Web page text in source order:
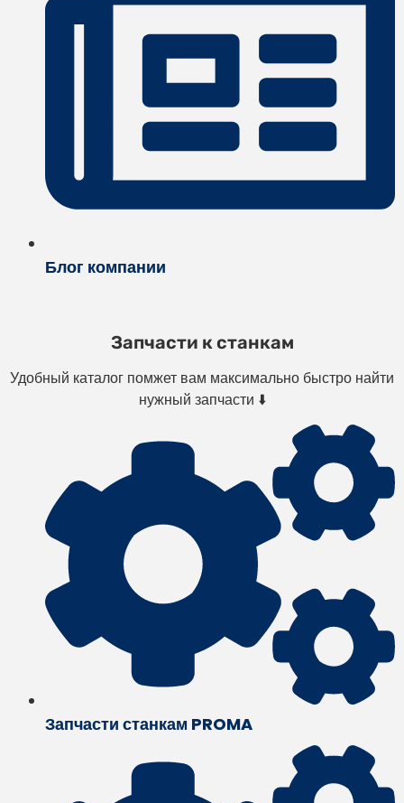
Блог компании
Запчасти к станкам
Удобный каталог помжет вам максимально быстро найти
нужный запчасти ⬇️
Запчасти станкам PROMA